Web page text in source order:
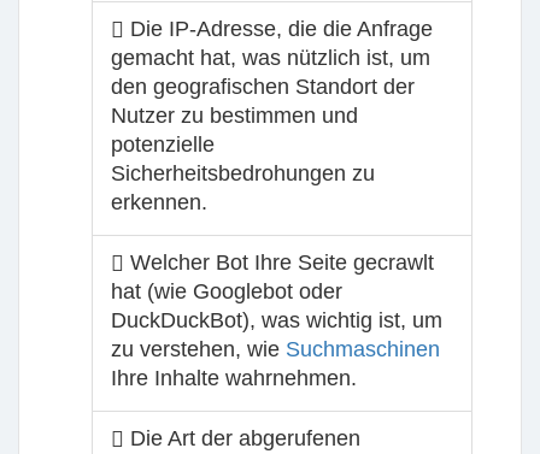
Die IP-Adresse, die die Anfrage
gemacht hat, was nützlich ist, um
den geografischen Standort der
Nutzer zu bestimmen und
potenzielle
Sicherheitsbedrohungen zu
erkennen.
Welcher Bot Ihre Seite gecrawlt
hat (wie Googlebot oder
DuckDuckBot), was wichtig ist, um
zu verstehen, wie Suchmaschinen
Ihre Inhalte wahrnehmen.
Die Art der abgerufenen